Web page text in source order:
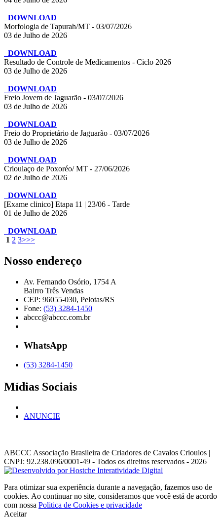
DOWNLOAD
Morfologia de Tapurah/MT - 03/07/2026
03 de Julho de 2026
DOWNLOAD
Resultado de Controle de Medicamentos - Ciclo 2026
03 de Julho de 2026
DOWNLOAD
Freio Jovem de Jaguarão - 03/07/2026
03 de Julho de 2026
DOWNLOAD
Freio do Proprietário de Jaguarão - 03/07/2026
03 de Julho de 2026
DOWNLOAD
Crioulaço de Poxoréo/ MT - 27/06/2026
02 de Julho de 2026
DOWNLOAD
[Exame clinico] Etapa 11 | 23/06 - Tarde
01 de Julho de 2026
DOWNLOAD
1 2 3>>>
Nosso endereço
Av. Fernando Osório, 1754 A
Bairro Três Vendas
CEP: 96055-030, Pelotas/RS
Fone: (53) 3284-1450
abccc@abccc.com.br
WhatsApp
(53) 3284-1450
Mídias Sociais
ANUNCIE
ABCCC Associação Brasileira de Criadores de Cavalos Crioulos |
CNPJ: 92.238.096/0001-49 - Todos os direitos reservados - 2026
Para otimizar sua experiência durante a navegação, fazemos uso de
cookies. Ao continuar no site, consideramos que você está de acordo
com nossa Politica de Cookies e privacidade
Aceitar